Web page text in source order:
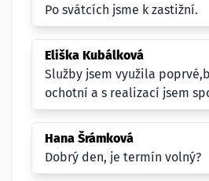
Po svátcích jsme k zastižní.
Eliška Kubálková
Služby jsem využila
ochotní a s realizací jsem
Hana Šrámková
Dobrý den, je termín volný?